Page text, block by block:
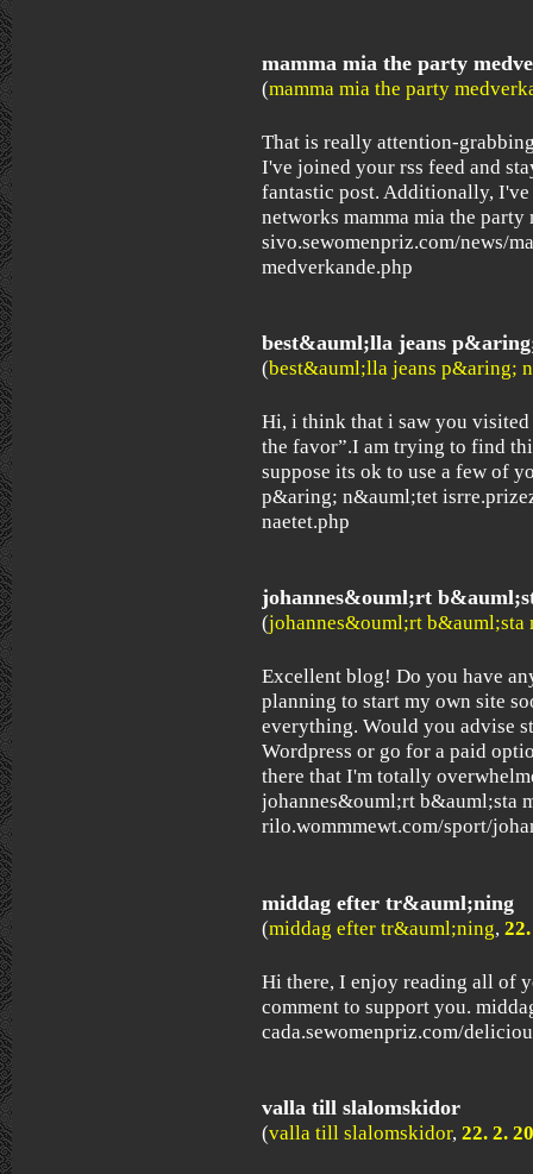
mamma mia the party
(mamma mia the party
That is really attention-
I've joined your rss feed and
fantastic post. Additionally,
networks mamma mia the party
sivo.sewomenpriz.com/news/
medverkande.php
best&auml;lla jeans
(best&auml;lla jeans p&aring;
Hi, i think that i saw you
the favor”.I am trying to find
suppose its ok to use a few of
p&aring; n&auml;tet
naetet.php
johannes&ouml;rt
(johannes&ouml;rt b&auml;sta
Excellent blog! Do you have
planning to start my own site
everything. Would you advise
Wordpress or go for a paid
there that I'm totally
johannes&ouml;rt b&auml;sta
rilo.wommmewt.com/sport/
middag efter tr&auml;ning
(middag efter tr&auml;ning,
Hi there, I enjoy reading all of
comment to support you.
cada.sewomenpriz.com/
valla till slalomskidor
(valla till slalomskidor, 22. 2.